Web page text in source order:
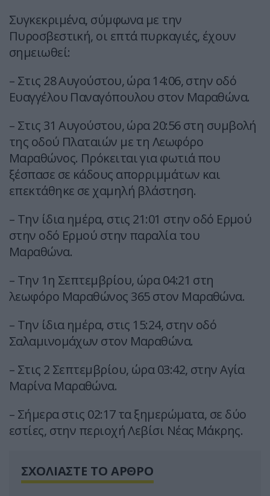
Συγκεκριμένα, σύμφωνα με την
Πυροσβεστική, οι επτά πυρκαγιές, έχουν
σημειωθεί:
– Στις 28 Αυγούστου, ώρα 14:06, στην οδό
Ευαγγέλου Παναγόπουλου στον Μαραθώνα.
– Στις 31 Αυγούστου, ώρα 20:56 στη συμβολή
της οδού Πλαταιών με τη Λεωφόρο
Μαραθώνος. Πρόκειται για φωτιά που
ξέσπασε σε κάδους απορριμμάτων και
επεκτάθηκε σε χαμηλή βλάστηση.
– Την ίδια ημέρα, στις 21:01 στην οδό Ερμού
στην οδό Ερμού στην παραλία του
Μαραθώνα.
– Την 1η Σεπτεμβρίου, ώρα 04:21 στη
λεωφόρο Μαραθώνος 365 στον Μαραθώνα.
– Την ίδια ημέρα, στις 15:24, στην οδό
Σαλαμινομάχων στον Μαραθώνα.
– Στις 2 Σεπτεμβρίου, ώρα 03:42, στην Αγία
Μαρίνα Μαραθώνα.
– Σήμερα στις 02:17 τα ξημερώματα, σε δύο
εστίες, στην περιοχή Λεβίσι Νέας Μάκρης.
ΣΧΟΛΙΑΣΤΕ ΤΟ ΑΡΘΡΟ